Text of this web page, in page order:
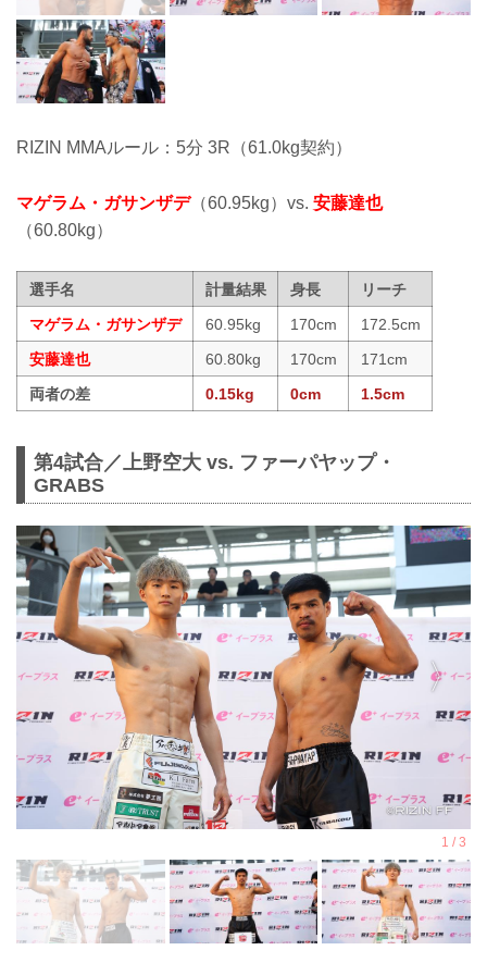
RIZIN MMAルール：5分 3R（61.0kg契約）
マゲラム・ガサンザデ（60.95kg）vs. 安藤達也
（60.80kg）
選手名 計量結果 身長
リーチ
マゲラム・ガサンザデ
60.95kg 170cm
172.5cm
安藤達也
60.80kg 170cm
171cm
両者の差
0.15kg 0cm 1.5cm
第4試合／上野空大 vs. ファーパヤップ・
GRABS